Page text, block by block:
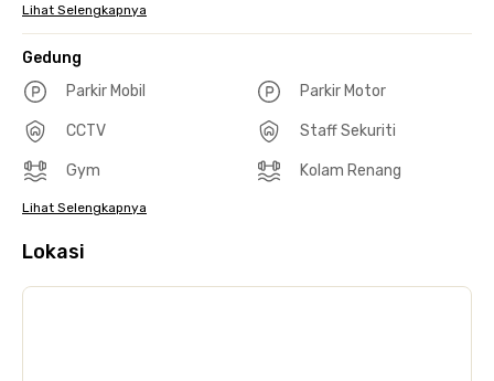
Lihat Selengkapnya
Gedung
Parkir Mobil
Parkir Motor
CCTV Staff Sekuriti
Gym Kolam Renang
Lihat Selengkapnya
Lokasi